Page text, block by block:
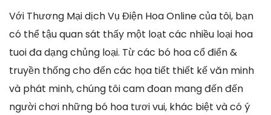
Với Thương Mại dịch Vụ Điện Hoa Online của tôi, bạn
có thể tậu quan sát thấy một loạt các nhiều loại hoa
tuoi đa dạng chủng loại. Từ các bó hoa cổ điển &
truyền thống cho đến các họa tiết thiết kế văn minh
và phát minh, chúng tôi cam đoan mang đến đến
người chơi những bó hoa tươi vui, khác biệt và có ý